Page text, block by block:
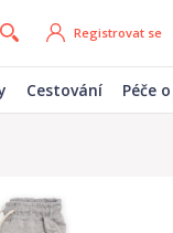
Registrovat se
Cestování Péče